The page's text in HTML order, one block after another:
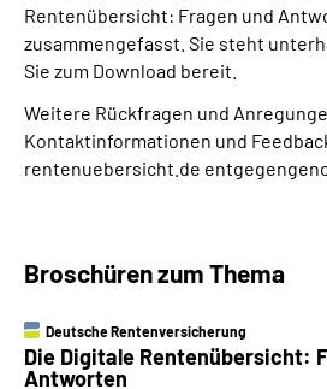
Rentenübersicht: Fragen und
zusammengefasst. Sie steht
Sie zum Download bereit.
Weitere Rückfragen und
Kontaktinformationen und
rentenuebersicht.de
Broschüren zum Thema
Deutsche Rentenversicherung
Die Digitale Rentenübersicht:
Antworten